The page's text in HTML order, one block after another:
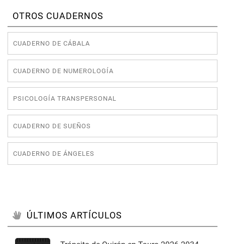
OTROS CUADERNOS
CUADERNO DE CÁBALA
CUADERNO DE NUMEROLOGÍA
PSICOLOGÍA TRANSPERSONAL
CUADERNO DE SUEÑOS
CUADERNO DE ÁNGELES
ÚLTIMOS ARTÍCULOS